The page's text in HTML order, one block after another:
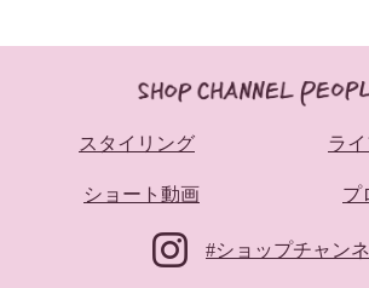
スタイリング ラ
ショート動画 プ
#ショップチャン